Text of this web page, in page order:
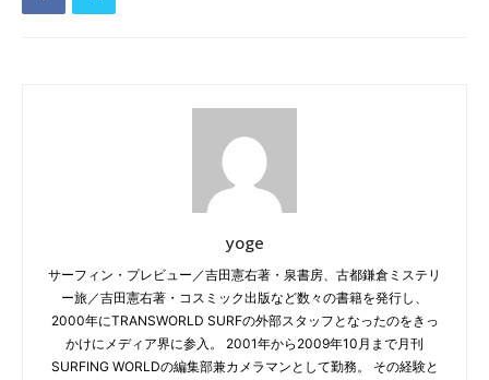
yoge
サーフィン・プレビュー／吉田憲右著・泉書房、古都鎌倉ミステリ
ー旅／吉田憲右著・コスミック出版など数々の書籍を発行し、
2000年にTRANSWORLD SURFの外部スタッフとなったのをきっ
かけにメディア界に参入。 2001年から2009年10月まで月刊
SURFING WORLDの編集部兼カメラマンとして勤務。 その経験と